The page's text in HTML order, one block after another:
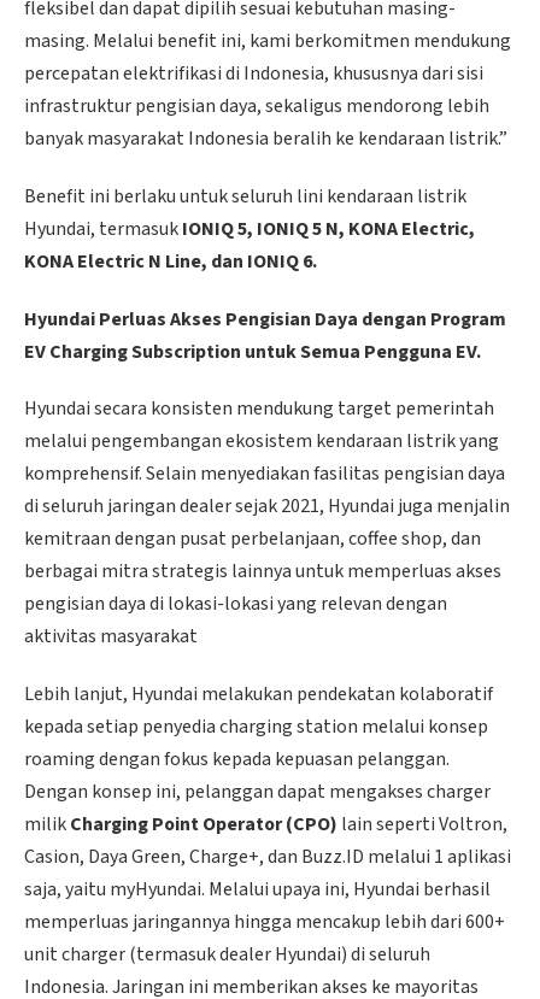
fleksibel dan dapat dipilih sesuai kebutuhan masing-
masing. Melalui benefit ini, kami berkomitmen mendukung
percepatan elektrifikasi di Indonesia, khususnya dari sisi
infrastruktur pengisian daya, sekaligus mendorong lebih
banyak masyarakat Indonesia beralih ke kendaraan listrik.”
Benefit ini berlaku untuk seluruh lini kendaraan listrik
Hyundai, termasukIONIQ 5, IONIQ 5 N, KONA Electric,
KONA Electric N Line, dan IONIQ 6.
Hyundai Perluas Akses Pengisian Daya dengan Program
EV Charging Subscription untuk Semua Pengguna EV.
Hyundai secara konsisten mendukung target pemerintah
melalui pengembangan ekosistem kendaraan listrik yang
komprehensif. Selain menyediakan fasilitas pengisian daya
di seluruh jaringan dealer sejak 2021, Hyundai juga menjalin
kemitraan dengan pusat perbelanjaan, coffee shop, dan
berbagai mitra strategis lainnya untuk memperluas akses
pengisian daya di lokasi-lokasi yang relevan dengan
aktivitas masyarakat
Lebih lanjut, Hyundai melakukan pendekatan kolaboratif
kepada setiap penyedia charging station melalui konsep
roaming dengan fokus kepada kepuasan pelanggan.
Dengan konsep ini, pelanggan dapat mengakses charger
milikCharging Point Operator (CPO) lain seperti Voltron,
Casion, Daya Green, Charge+, dan Buzz.ID melalui 1 aplikasi
saja, yaitu myHyundai. Melalui upaya ini, Hyundai berhasil
memperluas jaringannya hingga mencakup lebih dari 600+
unit charger (termasuk dealer Hyundai) di seluruh
Indonesia. Jaringan ini memberikan akses ke mayoritas